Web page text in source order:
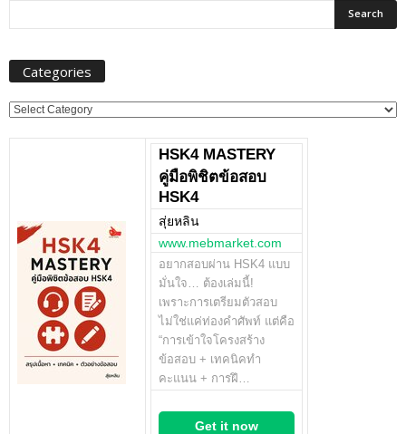
Categories
Categories
HSK4 MASTERY
คู่มือพิชิตข้อสอบ
HSK4
สุ่ยหลิน
www.mebmarket.com
อยากสอบผ่าน HSK4 แบบ
มั่นใจ… ต้องเล่มนี้!
เพราะการเตรียมตัวสอบ
ไม่ใช่แค่ท่องคำศัพท์ แต่คือ
“การเข้าใจโครงสร้าง
ข้อสอบ + เทคนิคทำ
คะแนน + การฝึ…
Get it now